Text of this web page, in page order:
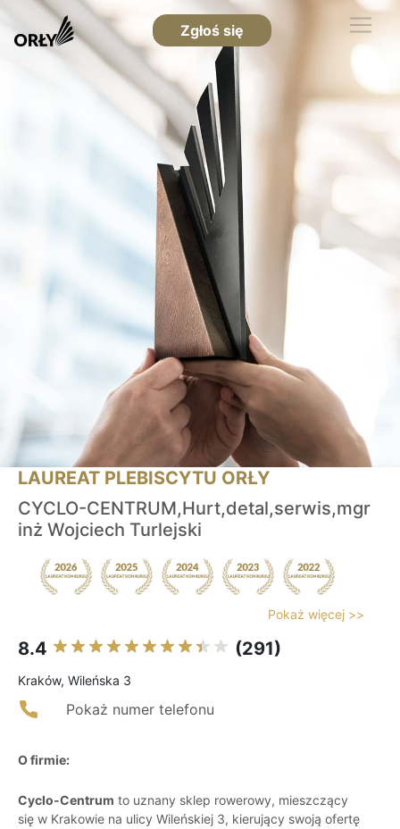
Zgłoś się
LAUREAT PLEBISCYTU ORŁY
CYCLO-CENTRUM,Hurt,detal,serwis,mgr
inż Wojciech Turlejski
Pokaż więcej >>
8.4 (291)
Kraków, Wileńska 3
Pokaż numer telefonu
O firmie:
Cyclo-Centrum to uznany sklep rowerowy, mieszczący
się w Krakowie na ulicy Wileńskiej 3, kierujący swoją ofertę